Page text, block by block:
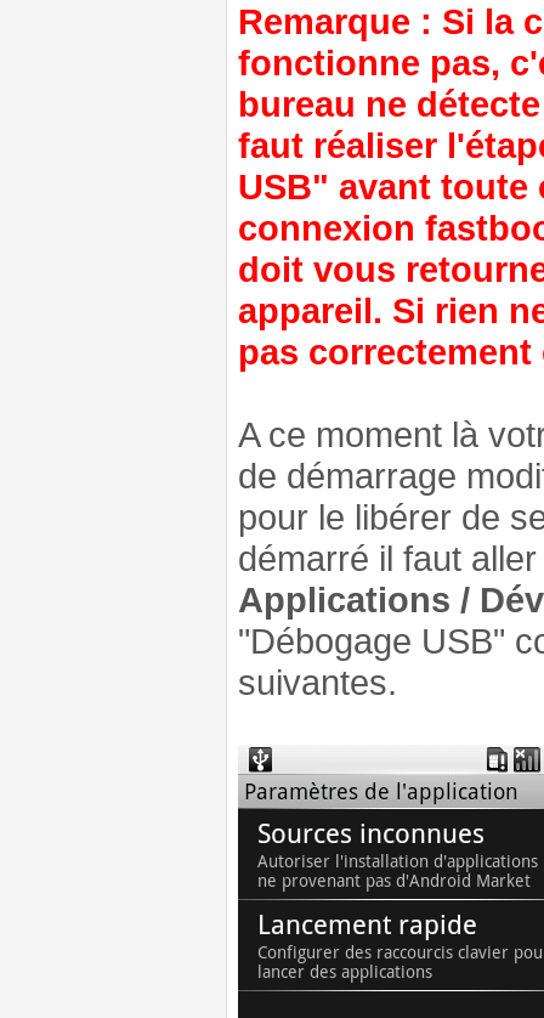
Remarque : Si la
fonctionne pas,
bureau ne
faut réaliser
USB" avant toute
connexion
doit vous
appareil. Si rien
pas correctement
A ce moment là
de démarrage
pour le libérer de
démarré il faut
Applications /
"Débogage USB"
suivantes.